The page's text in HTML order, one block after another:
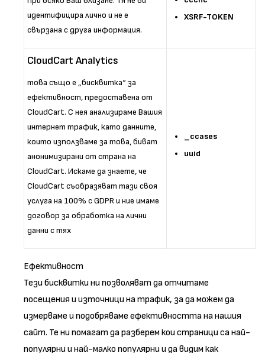
идентифицира лично и не е
свързана с друга информация.
XSRF-TOKEN
CloudCart Analytics
това също е „бисквитка“ за
ефективност, предоставена от
CloudCart. С нея анализираме Вашия
интернет трафик, като данните,
които използваме за това, биват
анонимизирани от страна на
CloudCart. Искаме да знаете, че
CloudCart съобразяват тази своя
услуга на 100% с GDPR и ние имаме
договор за обработка на лични
данни с тях
_ccases
uuid
Ефективност
Тези бисквитки ни позволяват да отчитаме
посещения и източници на трафик, за да можем да
измерваме и подобряваме ефективността на нашия
сайт. Те ни помагат да разберем кои страници са най-
популярни и най-малко популярни и да видим как